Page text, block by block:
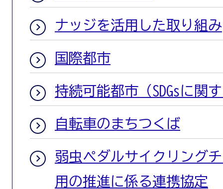
ナッジを活用した取り組み
国際都市
持続可能都市（SDGsに関
自転車のまちつくば
弱虫ペダルサイクリング
用の推進に係る連携協定